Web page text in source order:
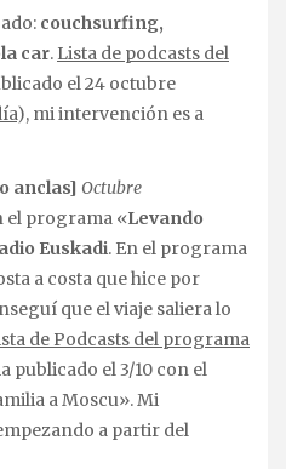
couchsurfing,
car. Lista de podcasts del
el 24 octubre
), mi intervención es a
anclas] Octubre
el programa «Levando
Euskadi. En el programa
a costa que hice por
que el viaje saliera lo
de Podcasts del programa
publicado el 3/10 con el
a Moscu». Mi
a partir del